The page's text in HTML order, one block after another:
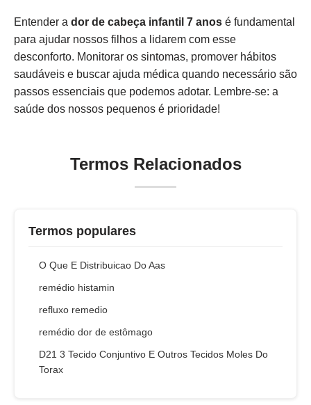
Entender a dor de cabeça infantil 7 anos é fundamental
para ajudar nossos filhos a lidarem com esse
desconforto. Monitorar os sintomas, promover hábitos
saudáveis e buscar ajuda médica quando necessário são
passos essenciais que podemos adotar. Lembre-se: a
saúde dos nossos pequenos é prioridade!
Termos Relacionados
Termos populares
O Que E Distribuicao Do Aas
remédio histamin
refluxo remedio
remédio dor de estômago
D21 3 Tecido Conjuntivo E Outros Tecidos Moles Do
Torax